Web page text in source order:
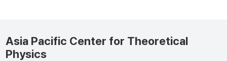
Asia Pacific Center for Theoretical
Physics